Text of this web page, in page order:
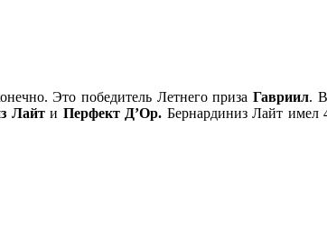
Это победитель Летнего приза Гавриил.
Лайти Перфект Д’Ор. Бернардиниз Лайт имел